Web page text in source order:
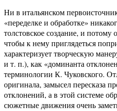
Ни в итальянском
«переделке и обработке»
толстовское создание, и потому
чтобы к нему приглядеться
характеризует творческую
и т. п.), как «доминанта
терминологии К. Чуковского.
оригинала, замысел пересказа
отклонений, а в этой системе
сюжетные движения очень